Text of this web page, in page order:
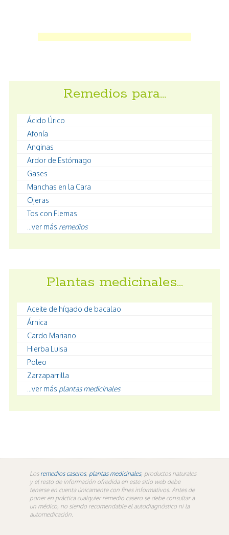
Remedios para…
Ácido Úrico
Afonía
Anginas
Ardor de Estómago
Gases
Manchas en la Cara
Ojeras
Tos con Flemas
...ver más remedios
Plantas medicinales…
Aceite de hígado de bacalao
Árnica
Cardo Mariano
Hierba Luisa
Poleo
Zarzaparrilla
...ver más plantas medicinales
Los remedios caseros, plantas medicinales, productos naturales
y el resto de información ofredida en este sitio web debe
tenerse en cuenta únicamente con fines informativos. Antes de
poner en práctica cualquier remedio casero se debe consultar a
un médico, no siendo recomendable el autodiagnóstico ni la
automedicación.